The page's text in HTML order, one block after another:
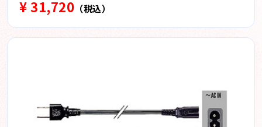
¥ 31,720 （税込）